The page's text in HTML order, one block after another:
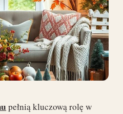
pełnią kluczową rolę w